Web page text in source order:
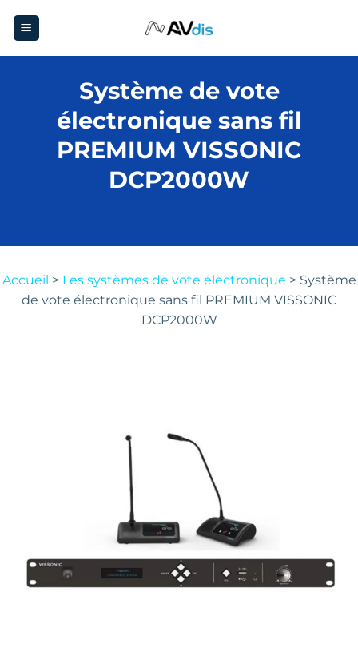
Système de vote
électronique sans fil
PREMIUM VISSONIC
DCP2000W
Accueil > Les systèmes de vote électronique > Système
de vote électronique sans fil PREMIUM VISSONIC
DCP2000W